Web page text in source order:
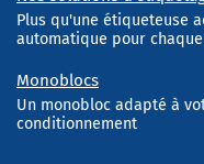
Plus qu'une étiqueteuse
automatique pour
Monoblocs
Un monobloc adapté à
conditionnement